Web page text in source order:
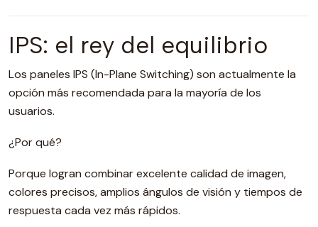
IPS: el rey del equilibrio
Los paneles IPS (In-Plane Switching) son actualmente la
opción más recomendada para la mayoría de los
usuarios.
¿Por qué?
Porque logran combinar excelente calidad de imagen,
colores precisos, amplios ángulos de visión y tiempos de
respuesta cada vez más rápidos.